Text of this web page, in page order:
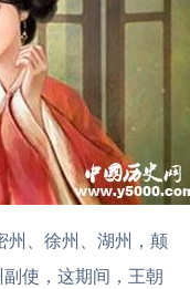
州、徐州、湖州，颠
使，这期间，王朝